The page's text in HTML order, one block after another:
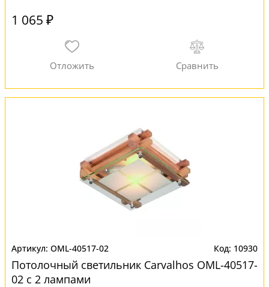
1 065 ₽
OML-40517-02 10930
Потолочный светильник Carvalhos OML-40517-
02 с 2 лампами